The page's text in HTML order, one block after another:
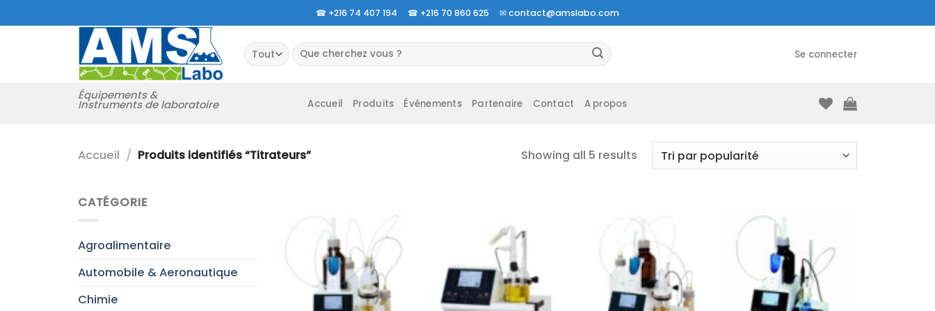
au
☎ +216 74 407 194 ☎ +216 70 860 625 ✉contact@amslabo.com
Équipements &
Instruments de laboratoire
Recherche
pour :
Se connecter
Accueil Produits Événements Partenaire Contact A propos
Accueil / Produits identifiés “Titrateurs” Showing all 5 results
CATÉGORIE
Agroalimentaire
Automobile & Aeronautique
Chimie
Ajouter
à la liste
d’envies
Ajouter
à la liste
d’envies
Ajouter
à la liste
d’envies
Ajouter
à la liste
d’envies